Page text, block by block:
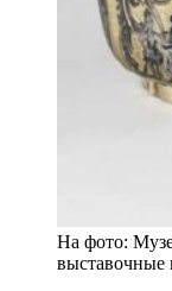
На фото:
выставочные